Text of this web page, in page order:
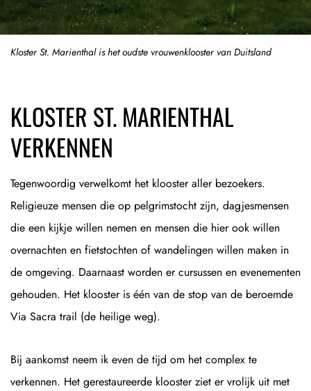
Kloster St. Marienthal is het oudste vrouwenklooster van Duitsland
KLOSTER ST. MARIENTHAL
VERKENNEN
Tegenwoordig verwelkomt het klooster aller bezoekers.
Religieuze mensen die op pelgrimstocht zijn, dagjesmensen
die een kijkje willen nemen en mensen die hier ook willen
overnachten en fietstochten of wandelingen willen maken in
de omgeving. Daarnaast worden er cursussen en evenementen
gehouden. Het klooster is één van de stop van de beroemde
Via Sacra trail (de heilige weg).
Bij aankomst neem ik even de tijd om het complex te
verkennen. Het gerestaureerde klooster ziet er vrolijk uit met